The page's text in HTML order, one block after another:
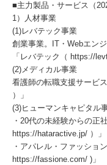
■主力製品・サービス（
1）人材事業
(1)レバテック事業
創業事業。IT・Webエン
「レバテック（ https://
(2)メディカル事業
看護師の転職支援サービ
）」
(3)ヒューマンキャピタル
・20代の未経験からの正
https://hataractive.jp/ ）」
・アパレル・ファッショ
https://fassione.com/ )」